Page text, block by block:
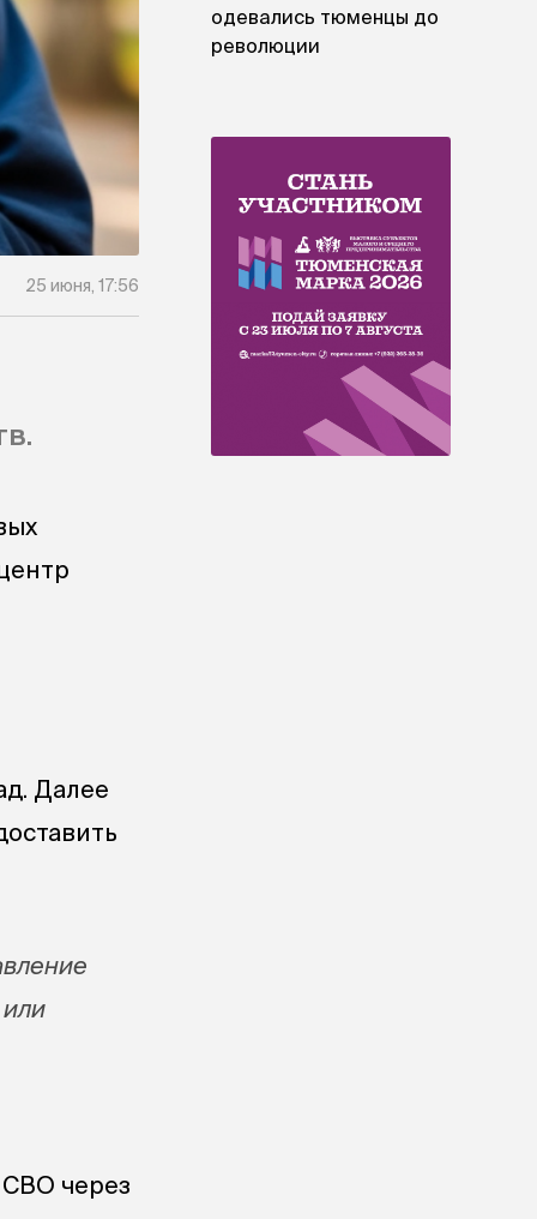
25 июня, 17:56
Далее
СВО через
одевались тюменцы до
революции